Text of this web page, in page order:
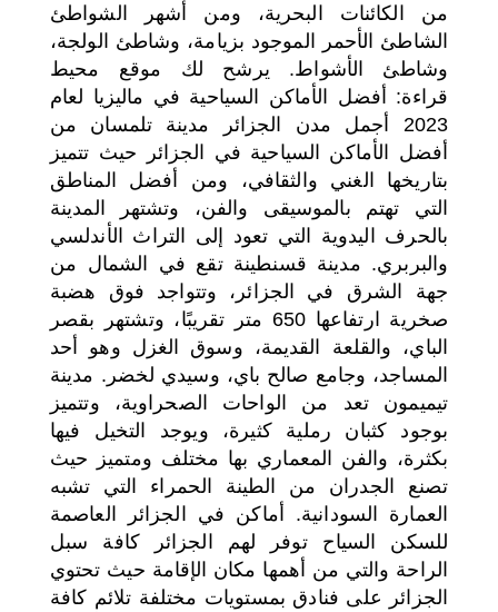
من الكائنات البحرية، ومن أشهر الشواطئ
الشاطئ الأحمر الموجود بزيامة، وشاطئ الولجة،
وشاطئ الأشواط. يرشح لك موقع محيط
قراءة: أفضل الأماكن السياحية في ماليزيا لعام
2023 أجمل مدن الجزائر مدينة تلمسان من
أفضل الأماكن السياحية في الجزائر حيث تتميز
بتاريخها الغني والثقافي، ومن أفضل المناطق
التي تهتم بالموسيقى والفن، وتشتهر المدينة
بالحرف اليدوية التي تعود إلى التراث الأندلسي
والبربري. مدينة قسنطينة تقع في الشمال من
جهة الشرق في الجزائر، وتتواجد فوق هضبة
صخرية ارتفاعها 650 متر تقريبًا، وتشتهر بقصر
الباي، والقلعة القديمة، وسوق الغزل وهو أحد
المساجد، وجامع صالح باي، وسيدي لخضر. مدينة
تيميمون تعد من الواحات الصحراوية، وتتميز
بوجود كثبان رملية كثيرة، ويوجد التخيل فيها
بكثرة، والفن المعماري بها مختلف ومتميز حيث
تصنع الجدران من الطينة الحمراء التي تشبه
العمارة السودانية. أماكن في الجزائر العاصمة
للسكن السياح توفر لهم الجزائر كافة سبل
الراحة والتي من أهمها مكان الإقامة حيث تحتوي
الجزائر على فنادق بمستويات مختلفة تلائم كافة